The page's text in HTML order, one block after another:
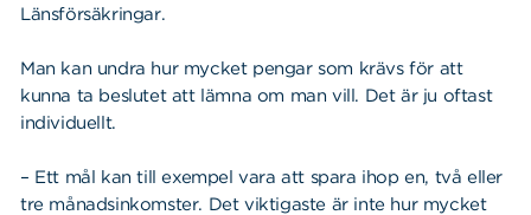
Länsförsäkringar.
Man kan undra hur mycket pengar som krävs för att
kunna ta beslutet att lämna om man vill. Det är ju oftast
individuellt.
– Ett mål kan till exempel vara att spara ihop en, två eller
tre månadsinkomster. Det viktigaste är inte hur mycket